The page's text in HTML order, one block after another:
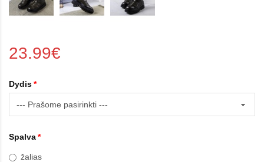
23.99€
Dydis
Spalva
žalias